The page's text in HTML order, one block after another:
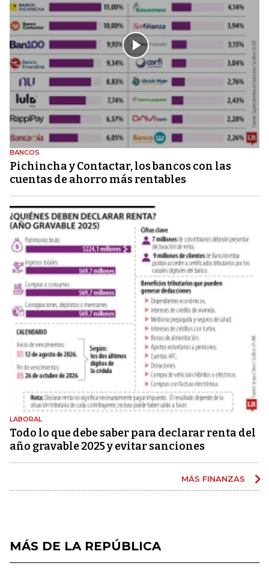
BANCOS
Pichincha y Contactar, los bancos con las
cuentas de ahorro más rentables
LABORAL
Todo lo que debe saber para declarar renta del
año gravable 2025 y evitar sanciones
MÁS FINANZAS
MÁS DE LA REPÚBLICA